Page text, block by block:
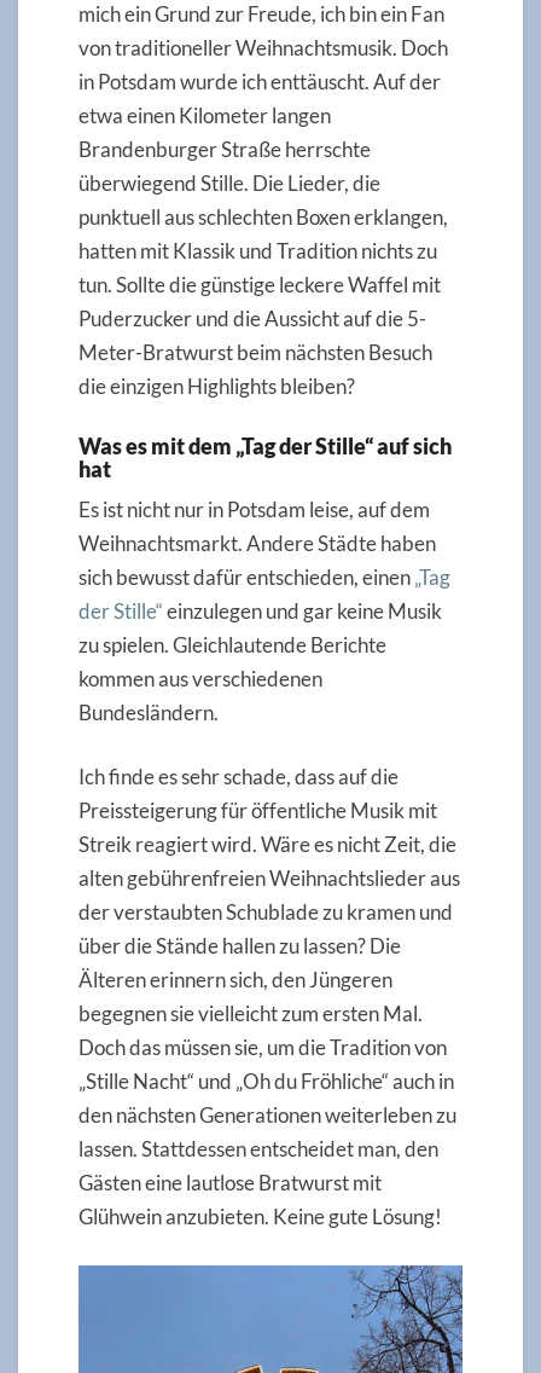
mich ein Grund zur Freude, ich bin ein Fan
von traditioneller Weihnachtsmusik. Doch
in Potsdam wurde ich enttäuscht. Auf der
etwa einen Kilometer langen
Brandenburger Straße herrschte
überwiegend Stille. Die Lieder, die
punktuell aus schlechten Boxen erklangen,
hatten mit Klassik und Tradition nichts zu
tun. Sollte die günstige leckere Waffel mit
Puderzucker und die Aussicht auf die 5-
Meter-Bratwurst beim nächsten Besuch
die einzigen Highlights bleiben?
Was es mit dem „Tag der Stille“ auf sich
hat
Es ist nicht nur in Potsdam leise, auf dem
Weihnachtsmarkt. Andere Städte haben
sich bewusst dafür entschieden, einen„Tag
der Stille“einzulegen und gar keine Musik
zu spielen. Gleichlautende Berichte
kommen aus verschiedenen
Bundesländern.
Ich finde es sehr schade, dass auf die
Preissteigerung für öffentliche Musik mit
Streik reagiert wird. Wäre es nicht Zeit, die
alten gebührenfreien Weihnachtslieder aus
der verstaubten Schublade zu kramen und
über die Stände hallen zu lassen? Die
Älteren erinnern sich, den Jüngeren
begegnen sie vielleicht zum ersten Mal.
Doch das müssen sie, um die Tradition von
„Stille Nacht“ und „Oh du Fröhliche“ auch in
den nächsten Generationen weiterleben zu
lassen. Stattdessen entscheidet man, den
Gästen eine lautlose Bratwurst mit
Glühwein anzubieten. Keine gute Lösung!